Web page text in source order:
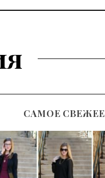
САМОЕ СВЕЖЕЕ